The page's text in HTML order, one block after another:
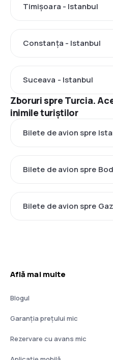
Timișoara - Istanbul
Constanța - Istanbul
Suceava - Istanbul
Zboruri spre Turcia.
inimile turiștilor
Bilete de avion spre
Bilete de avion spre
Bilete de avion spre
Află mai multe
Blogul
Garanția prețului mic
Rezervare cu avans mic